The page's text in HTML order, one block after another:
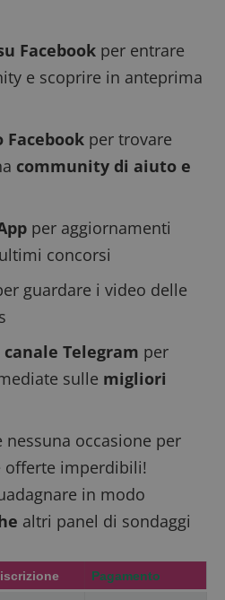
Facebook per entrare
e scoprire in anteprima
per trovare
community di aiuto e
per aggiornamenti
concorsi
guardare i video delle
Telegram per
sulle migliori
occasione per
offerte imperdibili!
in modo
altri panel di sondaggi
Pagamento
ritiene
29 minuti
secondi
ritiene
1 anno
Questo
del sito.